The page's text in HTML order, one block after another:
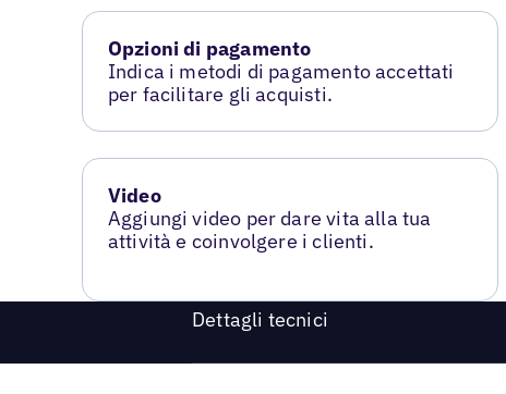
Opzioni di pagamento
Indica i metodi di pagamento accettati
per facilitare gli acquisti.
Video
Aggiungi video per dare vita alla tua
attività e coinvolgere i clienti.
Dettagli tecnici